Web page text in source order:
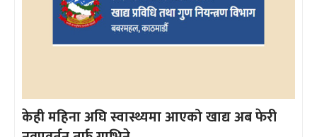
केही महिना अघि स्वास्थ्यमा आएको खाद्य अब फेरी